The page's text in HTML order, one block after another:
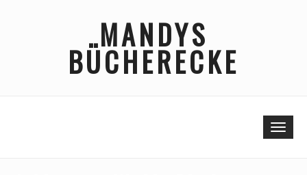
MANDYS
BÜCHERECKE